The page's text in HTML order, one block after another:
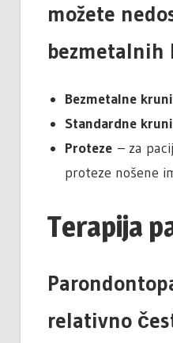
možete
bezmetalnih
Bezmetalne
Standardne
Proteze – za
proteze nošene
Terapija
relativno